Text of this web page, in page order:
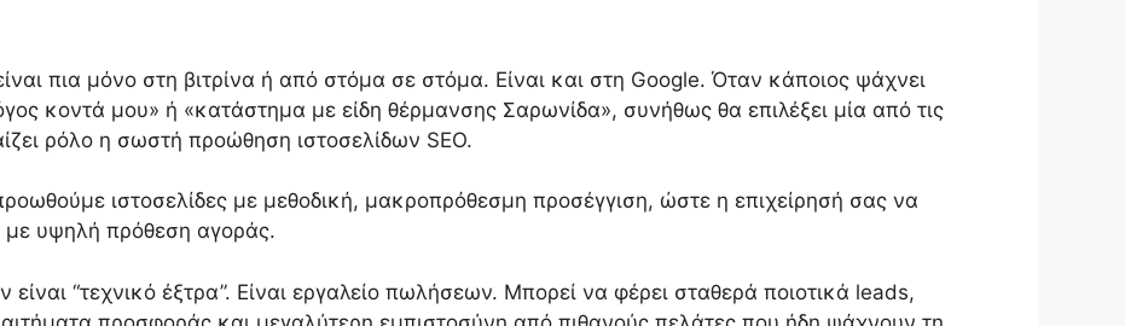
πια μόνο στη βιτρίνα ή από στόμα σε στόμα. Είναι και στη Google. Όταν κάποιος ψάχνει
κοντά μου» ή «κατάστημα με είδη θέρμανσης Σαρωνίδα», συνήθως θα επιλέξει μία από τις
ρόλο η σωστή προώθηση ιστοσελίδων SEO.
ιστοσελίδες με μεθοδική, μακροπρόθεσμη προσέγγιση, ώστε η επιχείρησή σας να
υψηλή πρόθεση αγοράς.
είναι “τεχνικό έξτρα”. Είναι εργαλείο πωλήσεων. Μπορεί να φέρει σταθερά ποιοτικά leads,